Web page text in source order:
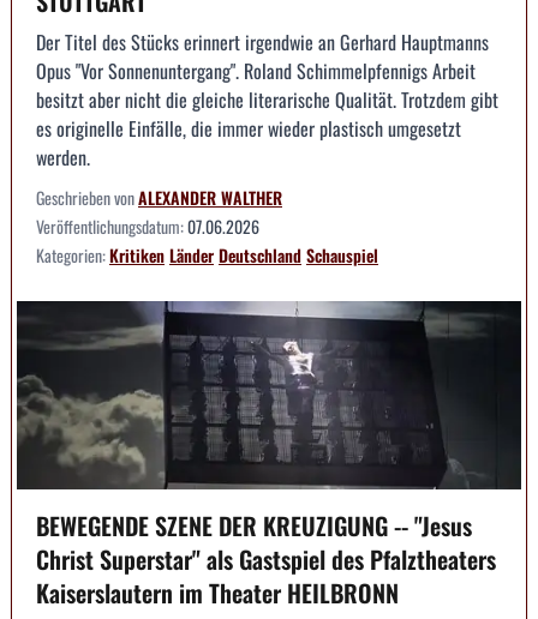
Der Titel des Stücks erinnert irgendwie an Gerhard Hauptmanns
Opus "Vor Sonnenuntergang". Roland Schimmelpfennigs Arbeit
besitzt aber nicht die gleiche literarische Qualität. Trotzdem gibt
es originelle Einfälle, die immer wieder plastisch umgesetzt
werden.
Geschrieben vonALEXANDER WALTHER
Veröffentlichungsdatum:07.06.2026
Kategorien:KritikenLänderDeutschlandSchauspiel
BEWEGENDE SZENE DER KREUZIGUNG -- "Jesus
Christ Superstar" als Gastspiel des Pfalztheaters
Kaiserslautern im Theater HEILBRONN